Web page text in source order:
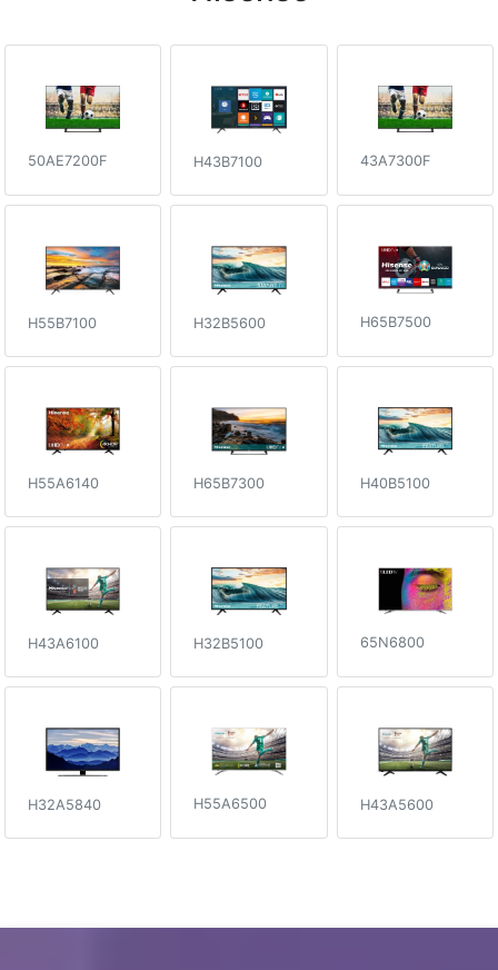
50AE7200F H43B7100 43A7300F
H55B7100 H32B5600 H65B7500
H55A6140 H65B7300 H40B5100
H43A6100 H32B5100 65N6800
H32A5840 H55A6500 H43A5600